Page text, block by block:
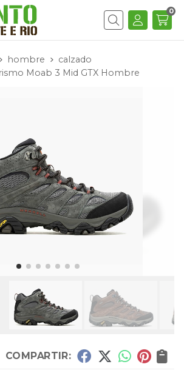
Buscar
0
hombre
calzado
Moab 3 Mid GTX Hombre
COMPARTIR: